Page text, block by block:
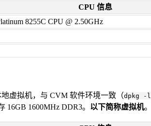
CPU 信息
8255C CPU @ 2.50GHz
虚拟机，与 CVM 软件环境一致（dpkg -l
16GB 1600MHz DDR3。 以下简称虚拟机。